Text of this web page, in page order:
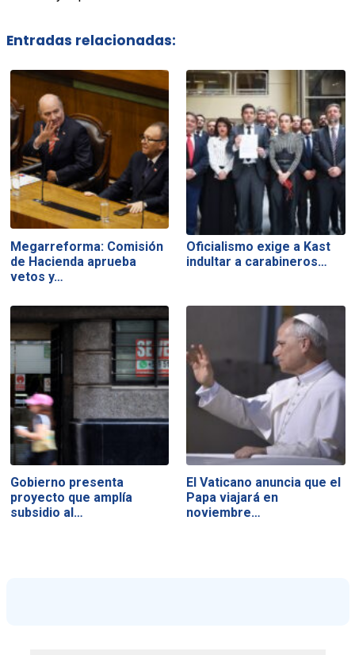
Entradas relacionadas:
Megarreforma: Comisión
de Hacienda aprueba
vetos y…
Oficialismo exige a Kast
indultar a carabineros…
Gobierno presenta
proyecto que amplía
subsidio al…
El Vaticano anuncia que el
Papa viajará en
noviembre…